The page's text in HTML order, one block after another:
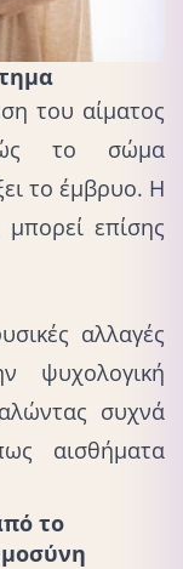
του αίματος
το σώμα
το έμβρυο. Η
επίσης
αλλαγές
ψυχολογική
συχνά
αισθήματα
το